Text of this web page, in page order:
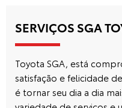
SERVIÇOS SGA
Toyota SGA, está
satisfação e felicidade
é tornar seu dia a dia